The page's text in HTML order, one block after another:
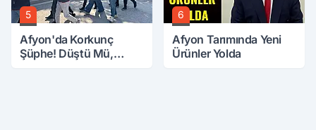
5
Afyon'da Korkunç
Şüphe! Düştü Mü,
6
Afyon Tarımında Yeni
Ürünler Yolda